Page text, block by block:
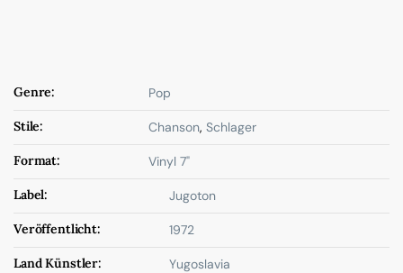
Genre: Pop
Stile: Chanson, Schlager
Format: Vinyl 7"
Label: Jugoton
Veröffentlicht: 1972
Land Künstler: Yugoslavia